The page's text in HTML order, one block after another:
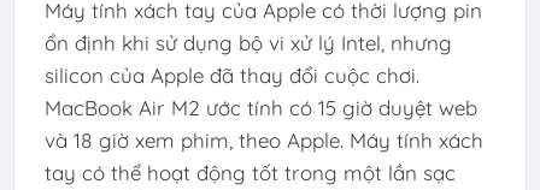
Máy tính xách tay của Apple có thời lượng pin
ổn định khi sử dụng bộ vi xử lý Intel, nhưng
silicon của Apple đã thay đổi cuộc chơi.
MacBook Air M2 ước tính có 15 giờ duyệt web
và 18 giờ xem phim, theo Apple. Máy tính xách
tay có thể hoạt động tốt trong một lần sạc